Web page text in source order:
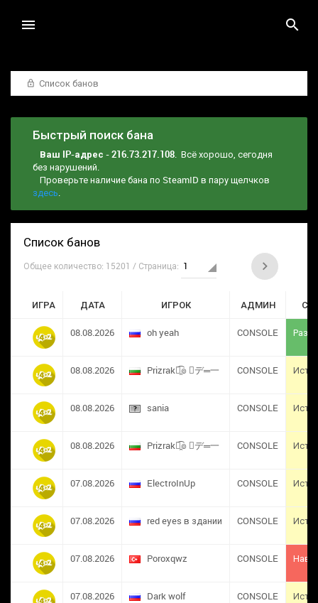
Список банов
Быстрый поиск бана
Ваш IP-адрес - 216.73.217.108. Всё хорошо, сегодня
без нарушений.
Проверьте наличие бана по SteamID в пару щелчков
здесь.
Список банов
Общее количество: 15201 / Страница:
ИГРА ДАТА ИГРОК АДМИН
08.08.2026 oh yeah CONSOLE
08.08.2026 Prizrak๏̯͡๏ ︻デ═一 CONSOLE Истек
08.08.2026 sania CONSOLE Истек
08.08.2026 Prizrak๏̯͡๏ ︻デ═一 CONSOLE Истек
07.08.2026 ElectroInUp CONSOLE Истек
07.08.2026 red eyes в здании CONSOLE Истек
07.08.2026 ​Poroxqwz CONSOLE
07.08.2026 Dark wolf CONSOLE Истек